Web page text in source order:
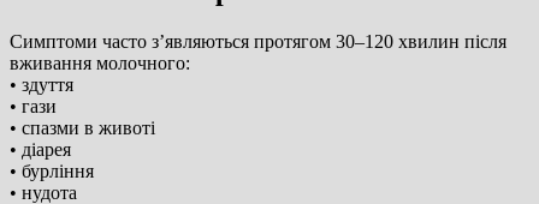
Симптоми часто з’являються протягом 30–120 хвилин після
вживання молочного:
• здуття
• гази
• спазми в животі
• діарея
• бурління
• нудота